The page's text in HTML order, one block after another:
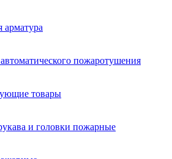
арматура
пожаротушения
товары
и головки пожарные